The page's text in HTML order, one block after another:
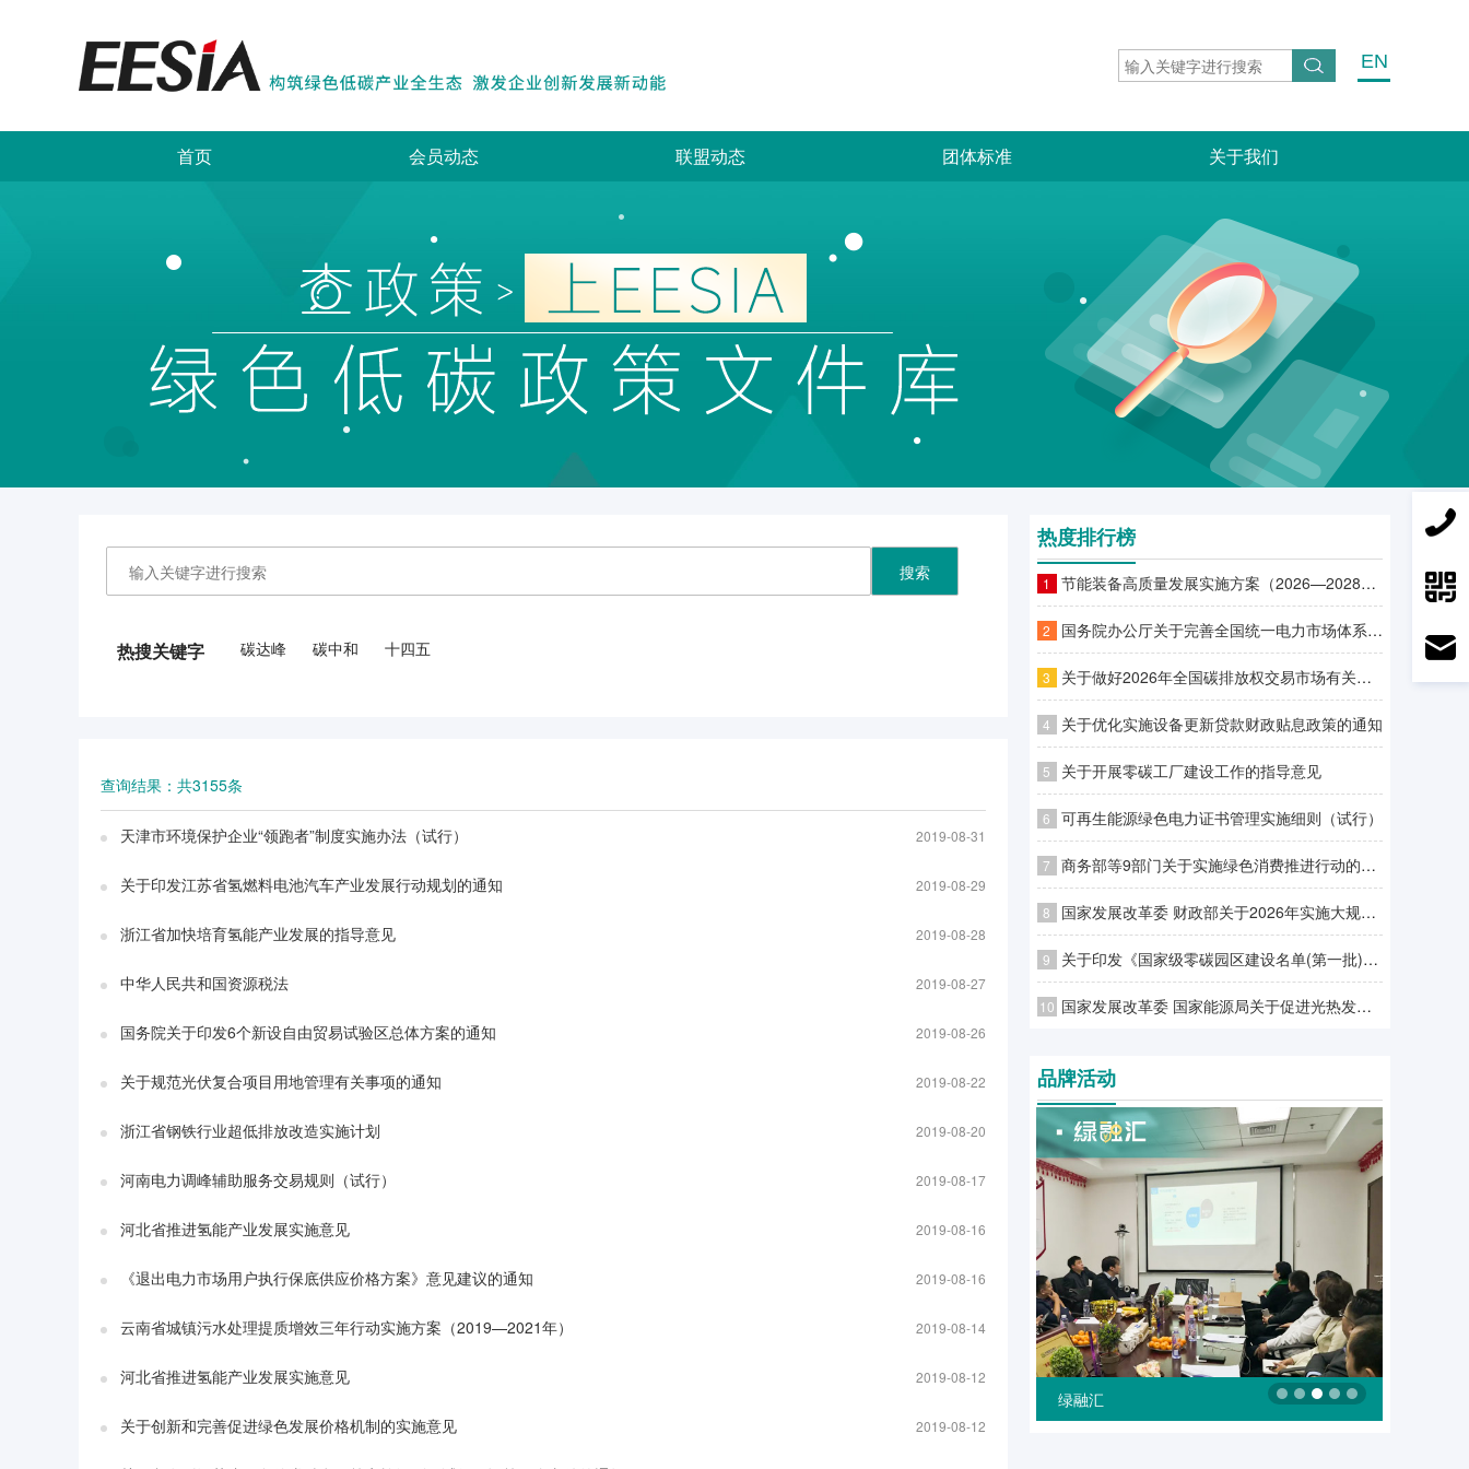
EN
首页 会员动态 联盟动态 团体标准 关于我们
热搜关键字 碳达峰 碳中和 十四五
查询结果：共3155条
天津市环境保护企业“领跑者”制度实施办法（试行） 2019-08-31
关于印发江苏省氢燃料电池汽车产业发展行动规划的通知 2019-08-29
浙江省加快培育氢能产业发展的指导意见 2019-08-28
中华人民共和国资源税法 2019-08-27
国务院关于印发6个新设自由贸易试验区总体方案的通知 2019-08-26
关于规范光伏复合项目用地管理有关事项的通知 2019-08-22
浙江省钢铁行业超低排放改造实施计划 2019-08-20
河南电力调峰辅助服务交易规则（试行） 2019-08-17
河北省推进氢能产业发展实施意见 2019-08-16
《退出电力市场用户执行保底供应价格方案》意见建议的通知 2019-08-16
云南省城镇污水处理提质增效三年行动实施方案（2019—2021年） 2019-08-14
河北省推进氢能产业发展实施意见 2019-08-12
关于创新和完善促进绿色发展价格机制的实施意见 2019-08-12
热度排行榜
1 节能装备高质量发展实施方案（2026—2028年）
2 国务院办公厅关于完善全国统一电力市场体系的实施意见
3 关于做好2026年全国碳排放权交易市场有关工作的通知
4 关于优化实施设备更新贷款财政贴息政策的通知
5 关于开展零碳工厂建设工作的指导意见
6 可再生能源绿色电力证书管理实施细则（试行）
7 商务部等9部门关于实施绿色消费推进行动的通知
8 国家发展改革委 财政部关于2026年实施大规模设备更新和消费品以旧换新政策的通知
9 关于印发《国家级零碳园区建设名单(第一批)》的通知
10 国家发展改革委 国家能源局关于促进光热发电规模化发展的若干意见
品牌活动
绿合会